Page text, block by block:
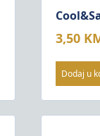
3,50
Dodaj u